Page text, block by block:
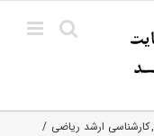
کارشناسی ارشد ریاضی